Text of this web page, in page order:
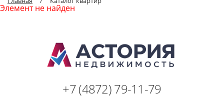
Элемент не найден
+7 (4872) 79-11-79